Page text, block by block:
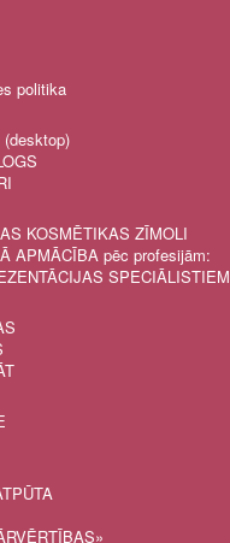
politika
(desktop)
KOSMĒTIKAS ZĪMOLI
APMĀCĪBA pēc profesijām:
SPECIĀLISTIEM